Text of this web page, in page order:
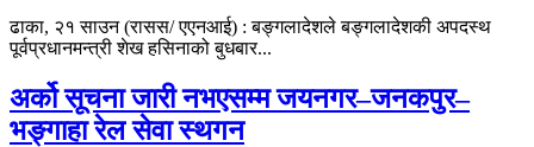
ढाका, २१ साउन (रासस/ एएनआई) : बङ्गलादेशले बङ्गलादेशकी अपदस्थ
पूर्वप्रधानमन्त्री शेख हसिनाको बुधबार...
अर्को सूचना जारी नभएसम्म जयनगर–जनकपुर–
भङ्गाहा रेल सेवा स्थगन